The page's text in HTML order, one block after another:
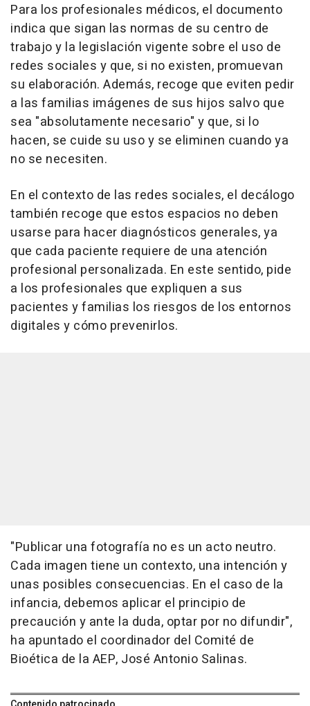
Para los profesionales médicos, el documento
indica que sigan las normas de su centro de
trabajo y la legislación vigente sobre el uso de
redes sociales y que, si no existen, promuevan
su elaboración. Además, recoge que eviten pedir
a las familias imágenes de sus hijos salvo que
sea "absolutamente necesario" y que, si lo
hacen, se cuide su uso y se eliminen cuando ya
no se necesiten.
En el contexto de las redes sociales, el decálogo
también recoge que estos espacios no deben
usarse para hacer diagnósticos generales, ya
que cada paciente requiere de una atención
profesional personalizada. En este sentido, pide
a los profesionales que expliquen a sus
pacientes y familias los riesgos de los entornos
digitales y cómo prevenirlos.
"Publicar una fotografía no es un acto neutro.
Cada imagen tiene un contexto, una intención y
unas posibles consecuencias. En el caso de la
infancia, debemos aplicar el principio de
precaución y ante la duda, optar por no difundir",
ha apuntado el coordinador del Comité de
Bioética de la AEP, José Antonio Salinas.